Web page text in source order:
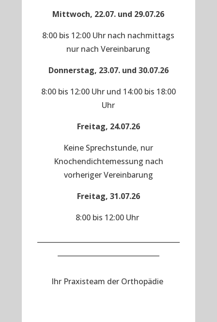
Mittwoch, 22.07. und 29.07.26
8:00 bis 12:00 Uhr nach nachmittags
nur nach Vereinbarung
Donnerstag, 23.07. und 30.07.26
8:00 bis 12:00 Uhr und 14:00 bis 18:00
Uhr
Freitag, 24.07.26
Keine Sprechstunde, nur
Knochendichtemessung nach
vorheriger Vereinbarung
Freitag, 31.07.26
8:00 bis 12:00 Uhr
Ihr Praxisteam der Orthopädie